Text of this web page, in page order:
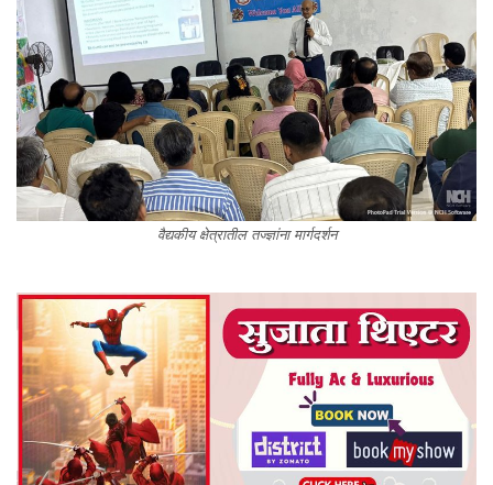
वैद्यकीय क्षेत्रातील तज्ज्ञांना मार्गदर्शन